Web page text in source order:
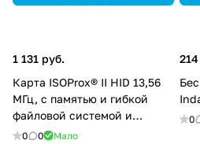
1 131 руб.
Карта ISOProx® II HID 13,56
МГц, с памятью и гибкой
файловой системой и
125KHZ PROX BY HID
0 0 Мало
0